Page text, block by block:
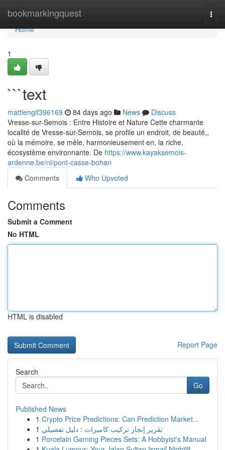
bookmarkingquest
Home
Home
1
```text
mattiengif396169 84 days ago News
Discuss
Vresse-sur-Semois : Entre Histoire et Nature Cette charmante
localité de Vresse-sur-Semois, se profile un endroit, de beauté,,
où la mémoire, se mêle, harmonieusement en, la riche,
écosystème environnante. De https://www.kayaksemois-
ardenne.be/nl/pont-casse-bohan
Comments
Who Upvoted
Comments
Submit a Comment
No HTML
HTML is disabled
Report Page
Search
Go
Published News
1 Crypto Price Predictions: Can Prediction Market...
1 تقرير إنجاز تركيب كاميرات : دليل تفصيلي
1 Porcelain Gaming Pieces Sets: A Hobbyist's Manual